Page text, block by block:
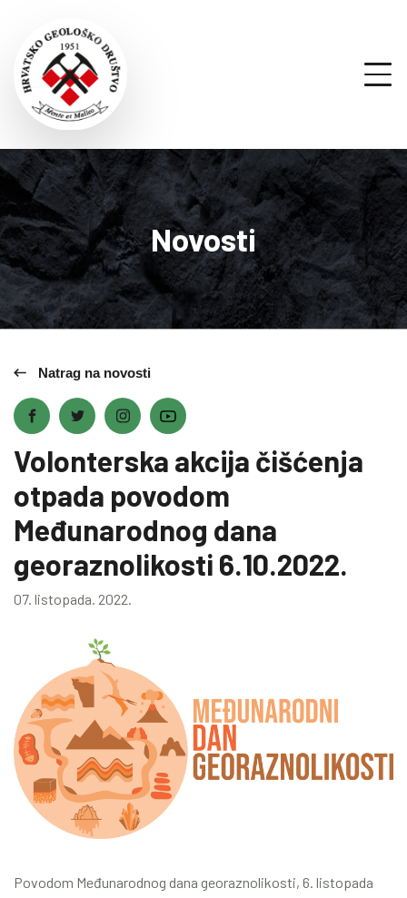
Novosti
Natrag na novosti
Volonterska akcija čišćenja
otpada povodom
Međunarodnog dana
georaznolikosti 6.10.2022.
07. listopada. 2022.
Povodom Međunarodnog dana georaznolikosti, 6. listopada